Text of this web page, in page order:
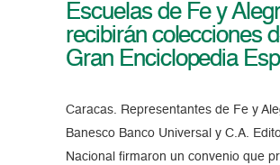
Escuelas de Fe y
recibirán colecciones
Gran Enciclopedia
Caracas. Representantes de Fe y
Banesco Banco Universal y C.A.
Nacional firmaron un convenio que